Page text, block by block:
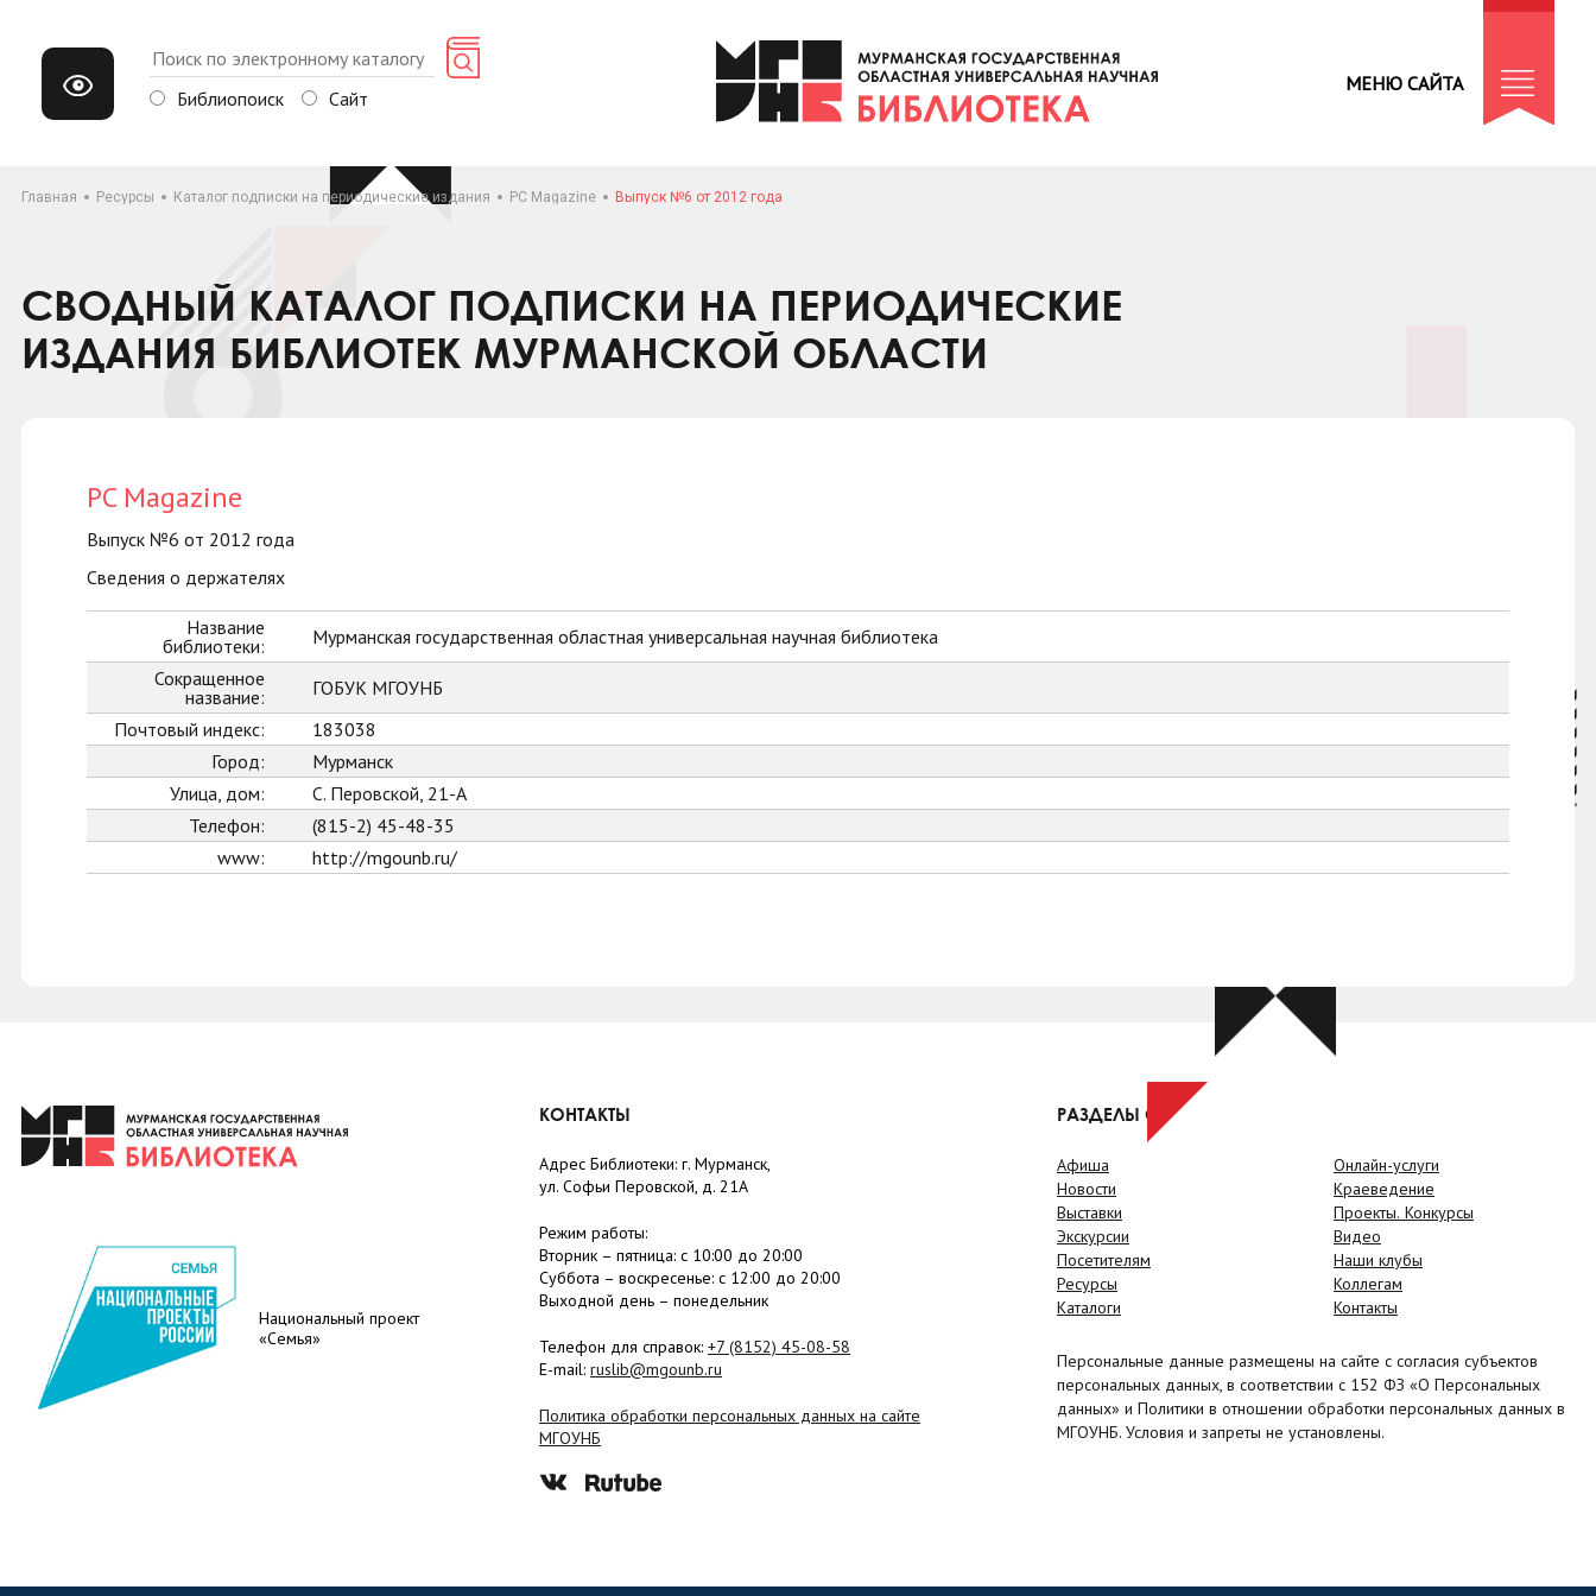
Библиопоиск Сайт
МЕНЮ САЙТА
Главная Ресурсы Каталог подписки на периодические издания PC Magazine Выпуск №6 от 2012 года
СВОДНЫЙ КАТАЛОГ ПОДПИСКИ НА ПЕРИОДИЧЕСКИЕ
ИЗДАНИЯ БИБЛИОТЕК МУРМАНСКОЙ ОБЛАСТИ
PC Magazine
Выпуск №6 от 2012 года
Сведения о держателях
Название
библиотеки:
Мурманская государственная областная универсальная научная библиотека
Сокращенное
название:
ГОБУК МГОУНБ
Почтовый индекс:
183038
Город:
Мурманск
Улица, дом:
С. Перовской, 21-А
Телефон:
(815-2) 45-48-35
www:
http://mgounb.ru/
Национальный проект
«Семья»
КОНТАКТЫ
Адрес Библиотеки: г. Мурманск,
ул. Софьи Перовской, д. 21А
Режим работы:
Вторник – пятница: с 10:00 до 20:00
Суббота – воскресенье: c 12:00 до 20:00
Выходной день – понедельник
Телефон для справок: +7 (8152) 45-08-58
E-mail: ruslib@mgounb.ru
Политика обработки персональных данных на сайте
МГОУНБ
РАЗДЕЛЫ САЙТА
Афиша
Новости
Выставки
Экскурсии
Посетителям
Ресурсы
Каталоги
Онлайн-услуги
Краеведение
Проекты. Конкурсы
Видео
Наши клубы
Коллегам
Контакты
Персональные данные размещены на сайте с согласия субъектов
персональных данных, в соответствии с 152 ФЗ «О Персональных
данных» и Политики в отношении обработки персональных данных в
МГОУНБ. Условия и запреты не установлены.